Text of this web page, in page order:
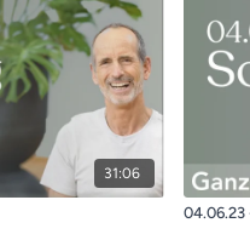
31:06
04.06.23